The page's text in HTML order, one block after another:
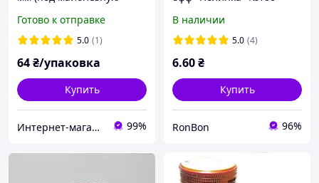
уп (Полинка)
Готово к отправке
5.0 (1)
64₴/упаковка
Купить
Интернет-магазин Хозторг Харьков - товары для дома, сада и огорода оптом 99%
(ящик 150 шт)
В наличии
5.0 (4)
6.60₴
Купить
RonBon 96%